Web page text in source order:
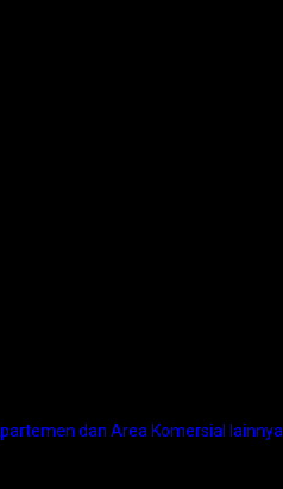
dan Area Komersial lainnya